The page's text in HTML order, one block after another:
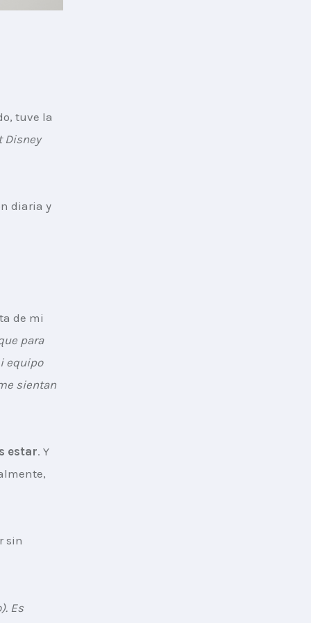
tuve la
Disney
diaria y
de mi
para
equipo
sientan
estar. Y
sin
Es